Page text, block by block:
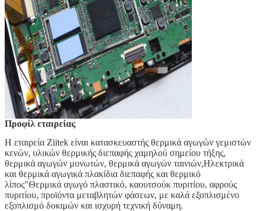
Προφίλ εταιρείας
Η εταιρεία Ziitek είναι κατασκευαστής θερμικά αγωγών γεμιστών
κενών, υλικών θερμικής διεπαφής χαμηλού σημείου τήξης,
θερμικά αγωγών μονωτών, θερμικά αγωγών ταινιών,Ηλεκτρικά
και θερμικά αγωγικά πλακίδια διεπαφής και θερμικό
λίπος"Θερμικά αγωγό πλαστικό, καουτσούκ πυριτίου, αφρούς
πυριτίου, προϊόντα μεταβλητών φάσεων, με καλά εξοπλισμένο
εξοπλισμό δοκιμών και ισχυρή τεχνική δύναμη.